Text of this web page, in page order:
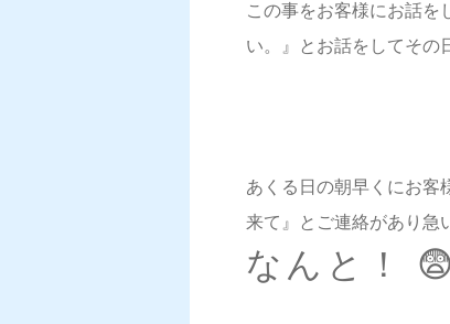
この事をお客様にお話を
い。』とお話をしてその
あくる日の朝早くにお客
来て』とご連絡があり急
なんと！ 😨